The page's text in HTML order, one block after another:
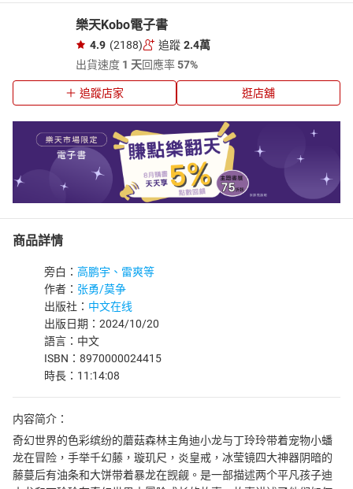
樂天Kobo電子書
4.9 (2188) 追蹤 2.4萬
出貨速度 1 天回應率57%
追蹤店家 逛店舖
商品詳情
旁白： 高鹏宇、雷爽等
作者： 张勇/莫争
出版社： 中文在线
出版日期：2024/10/20
語言：中文
ISBN：8970000024415
時長：11:14:08
内容简介：
奇幻世界的色彩缤纷的蘑菇森林主角迪小龙与丁玲玲带着宠物小蟠
龙在冒险，手举千幻藤，璇玑尺，炎皇戒，冰莹镜四大神器阴暗的
藤蔓后有油条和大饼带着暴龙在觊觎。是一部描述两个平凡孩子迪